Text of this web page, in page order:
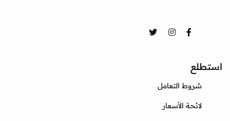
Facebook
Instagram
Twitter
استطلع
شروط التعامل
لائحة الأسعار